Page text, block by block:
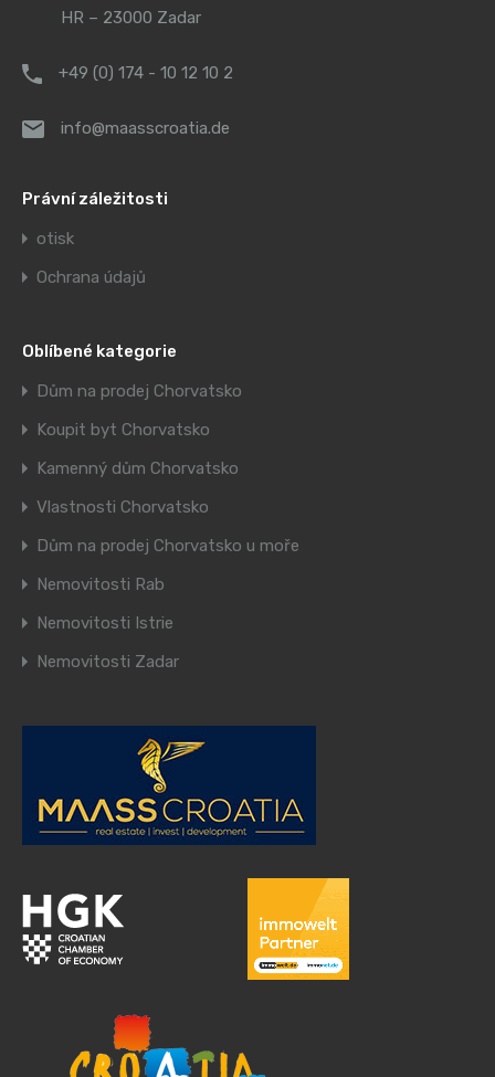
HR – 23000 Zadar
+49 (0) 174 - 10 12 10 2
info@maasscroatia.de
Právní záležitosti
otisk
Ochrana údajů
Oblíbené kategorie
Dům na prodej Chorvatsko
Koupit byt Chorvatsko
Kamenný dům Chorvatsko
Vlastnosti Chorvatsko
Dům na prodej Chorvatsko u moře
Nemovitosti Rab
Nemovitosti Istrie
Nemovitosti Zadar